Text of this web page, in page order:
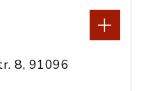
8, 91096